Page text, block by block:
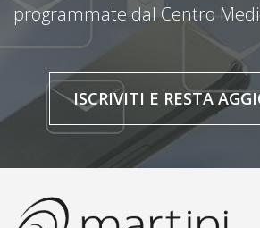
programmate dal Centro
ISCRIVITI E RESTA